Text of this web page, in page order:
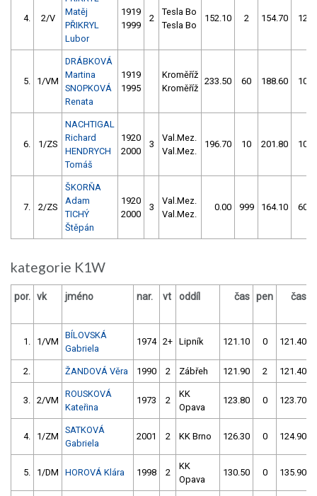
4. 2/V
Matěj
PŘIKRYL
Lubor
1919
1999
2
Tesla Bo
Tesla Bo
152.10 2 154.70 12
5. 1/VM
DRÁBKOVÁ
Martina
SNOPKOVÁ
Renata
1919
1995
Kroměříž
Kroměříž
233.50 60 188.60 10
6. 1/ZS
NACHTIGAL
Richard
HENDRYCH
Tomáš
1920
2000
3
Val.Mez.
Val.Mez.
196.70 10 201.80 10
7. 2/ZS
ŠKORŇA
Adam
TICHÝ
Štěpán
1920
2000
3
Val.Mez.
Val.Mez.
0.00 999 164.10 60
kategorie K1W
por. vk jméno nar. vt oddíl čas pen čas
1. 1/VM
BÍLOVSKÁ
Gabriela
1974 2+ Lipník 121.10 0 121.40
2. ŽANDOVÁ Věra 1990 2 Zábřeh 121.90 2 121.40
3. 2/VM
ROUSKOVÁ
Kateřina
1973 2
KK
Opava
123.80 0 123.70
4. 1/ZM
SATKOVÁ
Gabriela
2001 2 KK Brno 126.30 0 124.90
5. 1/DM HOROVÁ Klára 1998 2
KK
Opava
130.50 0 135.90